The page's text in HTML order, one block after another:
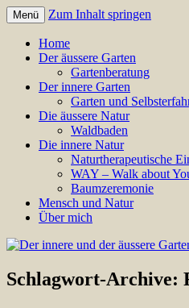
Der innere und
Garten
Menü Zum Inhalt springen
Home
Der äussere Garten
Gartenberatung
Der innere Garten
Garten und
Die äussere Natur
Waldbaden
Die innere Natur
Naturtherapeutische
WAY – Walk about
Baumzeremonie
Mensch und Natur
Über mich
Schlagwort-Archive: